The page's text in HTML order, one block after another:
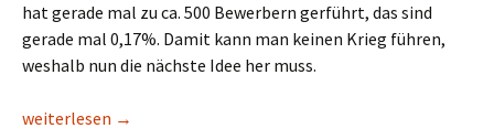
hat gerade mal zu ca. 500 Bewerbern gerführt, das sind
gerade mal 0,17%. Damit kann man keinen Krieg führen,
weshalb nun die nächste Idee her muss.
Neues vom Wehrdienst
weiterlesen →